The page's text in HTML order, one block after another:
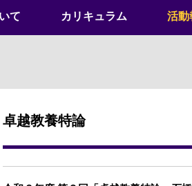
て カリキュラム 活動
卓越教養特論